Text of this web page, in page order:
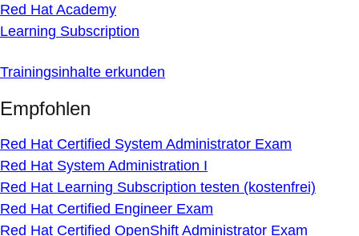
Red Hat Academy
Learning Subscription
Trainingsinhalte erkunden
Empfohlen
Red Hat Certified System Administrator Exam
Red Hat System Administration I
Red Hat Learning Subscription testen (kostenfrei)
Red Hat Certified Engineer Exam
Red Hat Certified OpenShift Administrator Exam